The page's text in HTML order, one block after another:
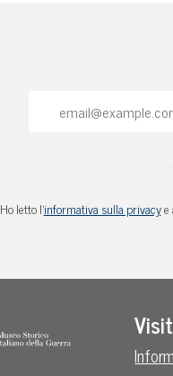
Ho letto l'informativa sulla privacye